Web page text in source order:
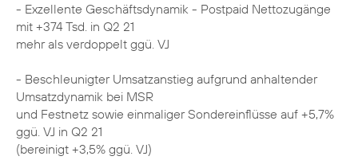
- Exzellente Geschäftsdynamik - Postpaid Nettozugänge
mit +374 Tsd. in Q2 21
mehr als verdoppelt ggü. VJ
- Beschleunigter Umsatzanstieg aufgrund anhaltender
Umsatzdynamik bei MSR
und Festnetz sowie einmaliger Sondereinflüsse auf +5,7%
ggü. VJ in Q2 21
(bereinigt +3,5% ggü. VJ)